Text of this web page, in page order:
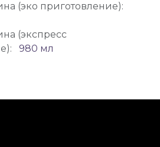
(эко приготовление):
(экспресс
980 мл